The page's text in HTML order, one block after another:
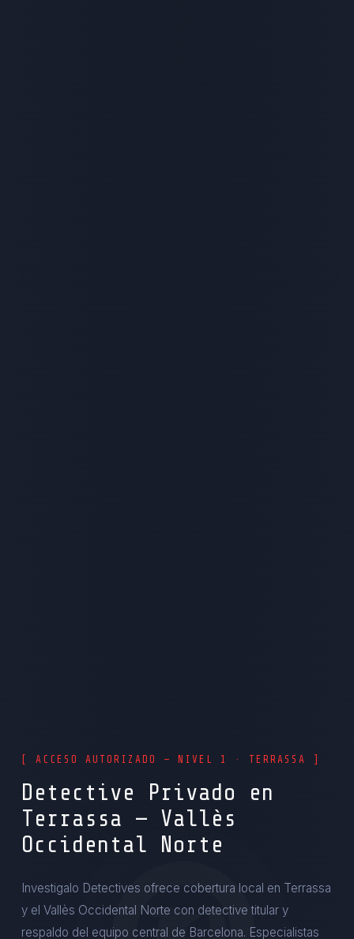
[ ACCESO AUTORIZADO — NIVEL 1 · TERRASSA ]
Detective Privado en
Terrassa — Vallès
Occidental Norte
Investigalo Detectives ofrece cobertura local en Terrassa
y el Vallès Occidental Norte con detective titular y
respaldo del equipo central de Barcelona. Especialistas